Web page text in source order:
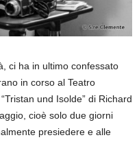
ci ha in ultimo confessato
in corso al Teatro
und Isolde” di Richard
cioè solo due giorni
presiedere e alle